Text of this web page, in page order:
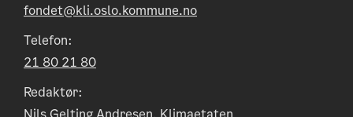
fondet@kli.oslo.kommune.no
Telefon:
21 80 21 80
Redaktør: